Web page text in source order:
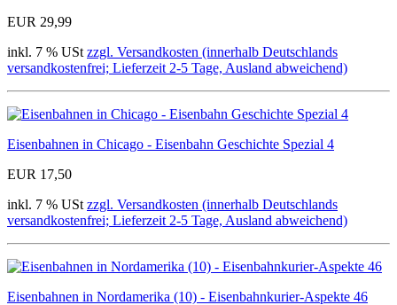
EUR 29,99
inkl. 7 % USt zzgl. Versandkosten (innerhalb Deutschlands
versandkostenfrei; Lieferzeit 2-5 Tage, Ausland abweichend)
Eisenbahnen in Chicago - Eisenbahn Geschichte Spezial 4
EUR 17,50
inkl. 7 % USt zzgl. Versandkosten (innerhalb Deutschlands
versandkostenfrei; Lieferzeit 2-5 Tage, Ausland abweichend)
Eisenbahnen in Nordamerika (10) - Eisenbahnkurier-Aspekte 46